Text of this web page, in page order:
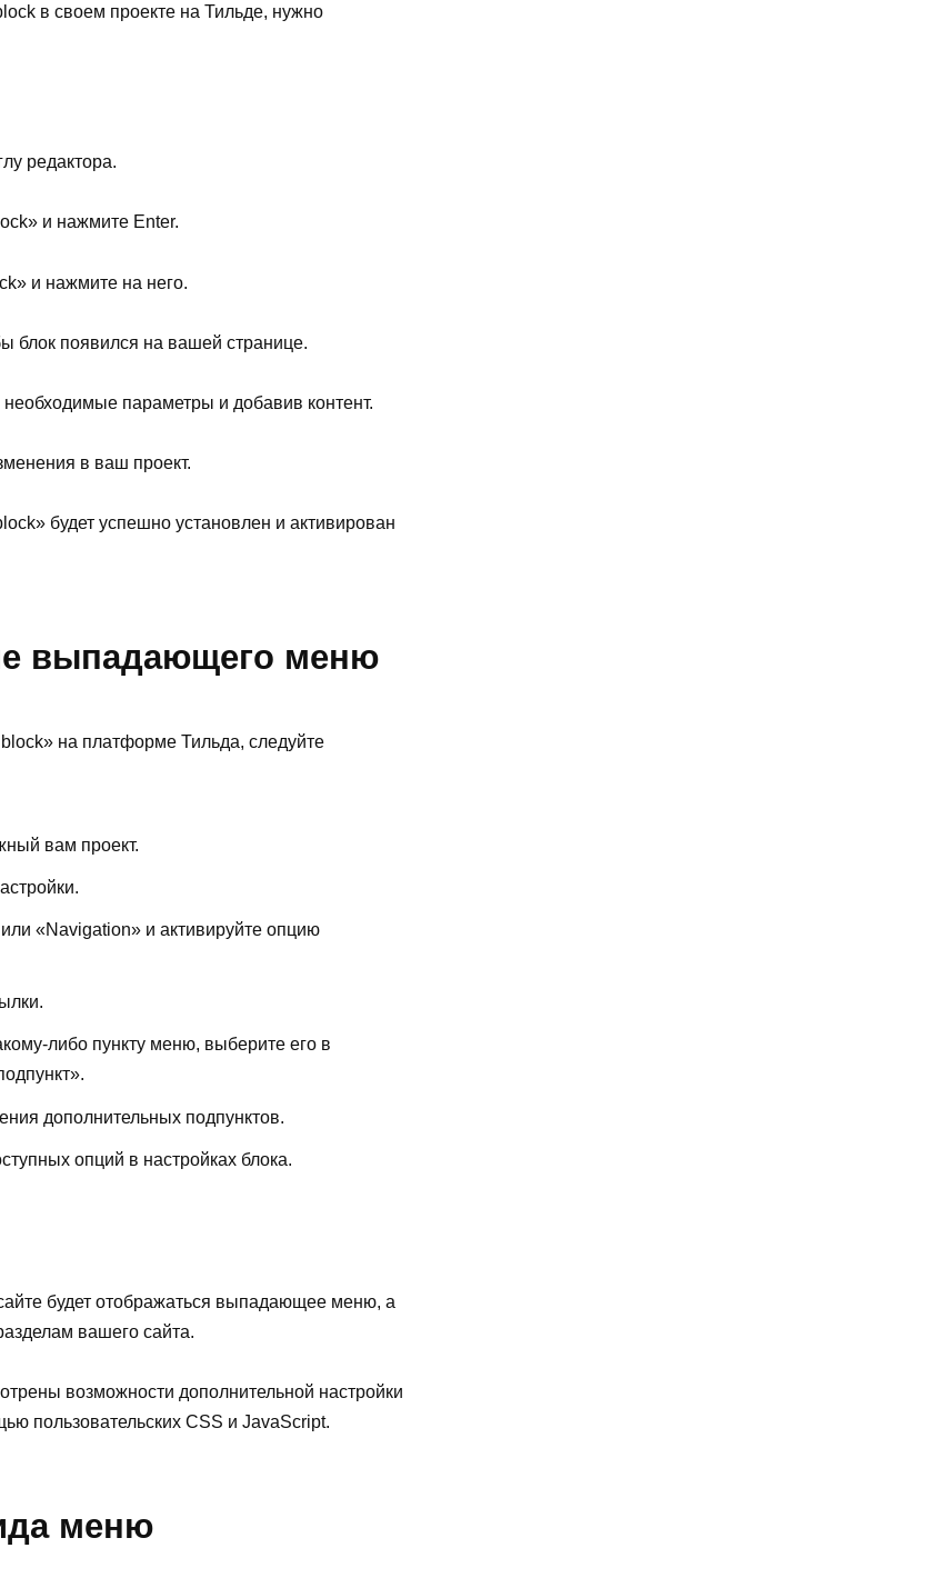
в своем проекте на Тильде, нужно
редактора.
и нажмите Enter.
и нажмите на него.
блок появился на вашей странице.
параметры и добавив контент.
в ваш проект.
будет успешно установлен и активирован
выпадающего меню
на платформе Тильда, следуйте
вам проект.
«Navigation» и активируйте опцию
либо пункту меню, выберите его в
дополнительных подпунктов.
опций в настройках блока.
будет отображаться выпадающее меню, а
вашего сайта.
возможности дополнительной настройки
пользовательских CSS и JavaScript.
меню